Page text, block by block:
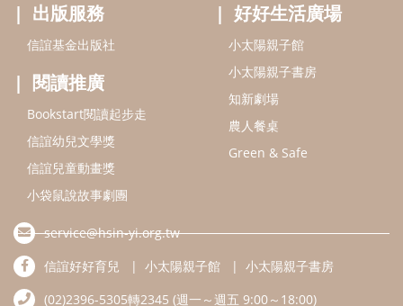
出版服務
信誼基金出版社
閱讀推廣
Bookstart閱讀起步走
信誼幼兒文學獎
信誼兒童動畫獎
小袋鼠說故事劇團
好好生活廣場
小太陽親子館
小太陽親子書房
知新劇場
農人餐桌
Green & Safe
service@hsin-yi.org.tw
信誼好好育兒
小太陽親子館
小太陽親子書房
(02)2396-5305轉2345 (週一～週五 9:00～18:00)